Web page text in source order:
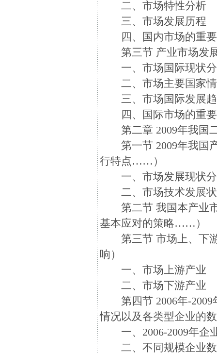
二、市场特性分析
三、市场发展历程
四、国内市场的重
第三节 产业市场发
一、市场国际现状
二、市场主要国家
三、市场国际发展趋
四、国际市场的重
第二章 2009年我国二
第一节 2009年我国产
行特点……）
一、市场发展现状
二、市场技术发展
第二节 我国本产业市
基本应对的策略……）
第三节 市场上、下游
响）
一、市场上游产业
二、市场下游产业
第四节 2006年-2009
情况以及各类型企业的
一、2006-2009年企
二、不同规模企业